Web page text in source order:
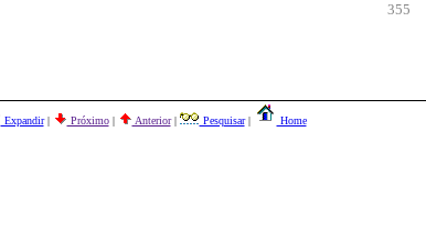
355
Expandir| Próximo| Anterior| Pesquisar| Home